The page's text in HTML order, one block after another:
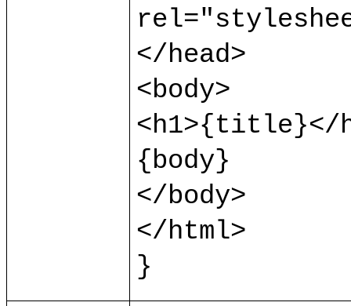
</head>
<body>
<h1>{title}</
{body}
</body>
</html>
}